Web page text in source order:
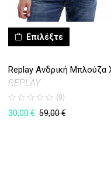
Επιλέξτε
Replay Ανδρική Μπλούζα
REPLAY
(0)
30,00€ 59,00€